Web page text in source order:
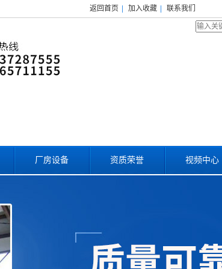
返回首页 加入收藏 联系我们
厂房设备 资质荣誉 视频中心